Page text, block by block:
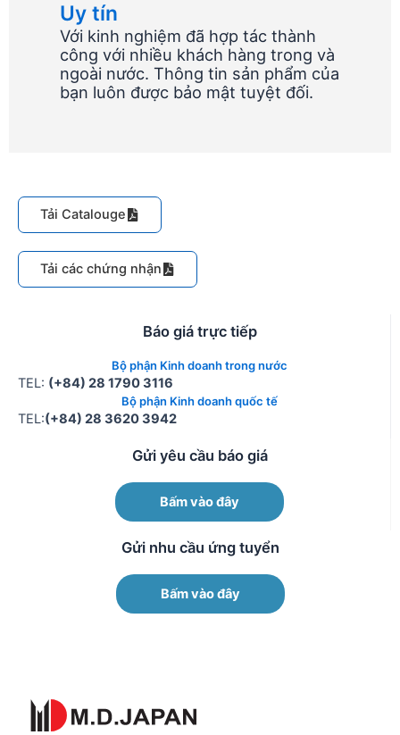
Uy tín
Với kinh nghiệm đã hợp tác thành
công với nhiều khách hàng trong và
ngoài nước. Thông tin sản phẩm của
bạn luôn được bảo mật tuyệt đối.
Tải Catalouge
Tải các chứng nhận
Báo giá trực tiếp
Bộ phận Kinh doanh trong nước
TEL: (+84) 28 1790 3116
Bộ phận Kinh doanh quốc tế
TEL:(+84) 28 3620 3942
Gửi yêu cầu báo giá
Bấm vào đây
Gửi nhu cầu ứng tuyển
Bấm vào đây